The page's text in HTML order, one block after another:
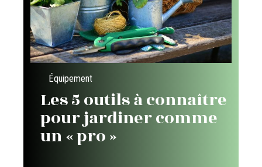
Équipement
Les 5 outils à connaître
pour jardiner comme
un « pro »